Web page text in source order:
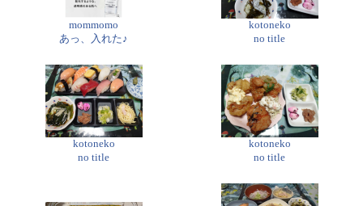
mommomo
あっ、入れた♪
kotoneko
no title
kotoneko
no title
kotoneko
no title